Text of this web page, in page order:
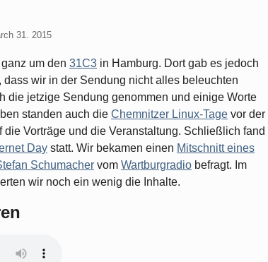
31. 2015
um den 31C3 in Hamburg. Dort gab es jedoch
wir in der Sendung nicht alles beleuchten
die jetzige Sendung genommen und einige Worte
standen auch die Chemnitzer Linux-Tage vor der
Vorträge und die Veranstaltung. Schließlich fand
Day statt. Wir bekamen einen Mitschnitt eines
Schumacher vom Wartburgradio befragt. Im
wir noch ein wenig die Inhalte.